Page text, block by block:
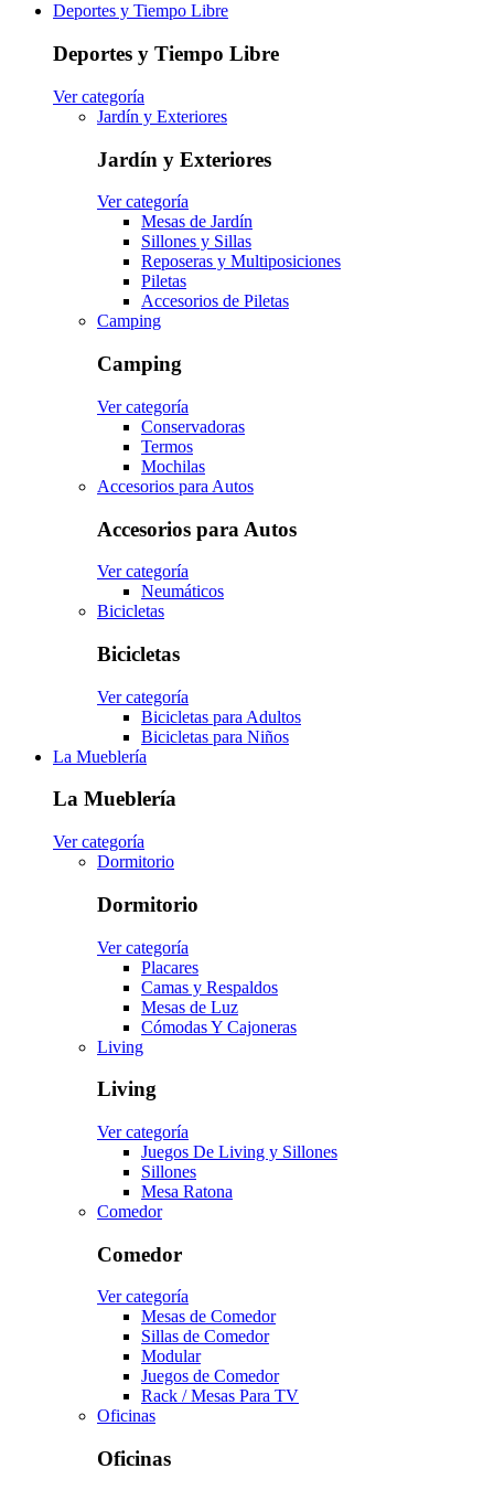
Deportes y Tiempo Libre
Deportes y Tiempo Libre
Ver categoría
Jardín y Exteriores
Jardín y Exteriores
Ver categoría
Mesas de Jardín
Sillones y Sillas
Reposeras y Multiposiciones
Piletas
Accesorios de Piletas
Camping
Camping
Ver categoría
Conservadoras
Termos
Mochilas
Accesorios para Autos
Accesorios para Autos
Ver categoría
Neumáticos
Bicicletas
Bicicletas
Ver categoría
Bicicletas para Adultos
Bicicletas para Niños
La Mueblería
La Mueblería
Ver categoría
Dormitorio
Dormitorio
Ver categoría
Placares
Camas y Respaldos
Mesas de Luz
Cómodas Y Cajoneras
Living
Living
Ver categoría
Juegos De Living y Sillones
Sillones
Mesa Ratona
Comedor
Comedor
Ver categoría
Mesas de Comedor
Sillas de Comedor
Modular
Juegos de Comedor
Rack / Mesas Para TV
Oficinas
Oficinas